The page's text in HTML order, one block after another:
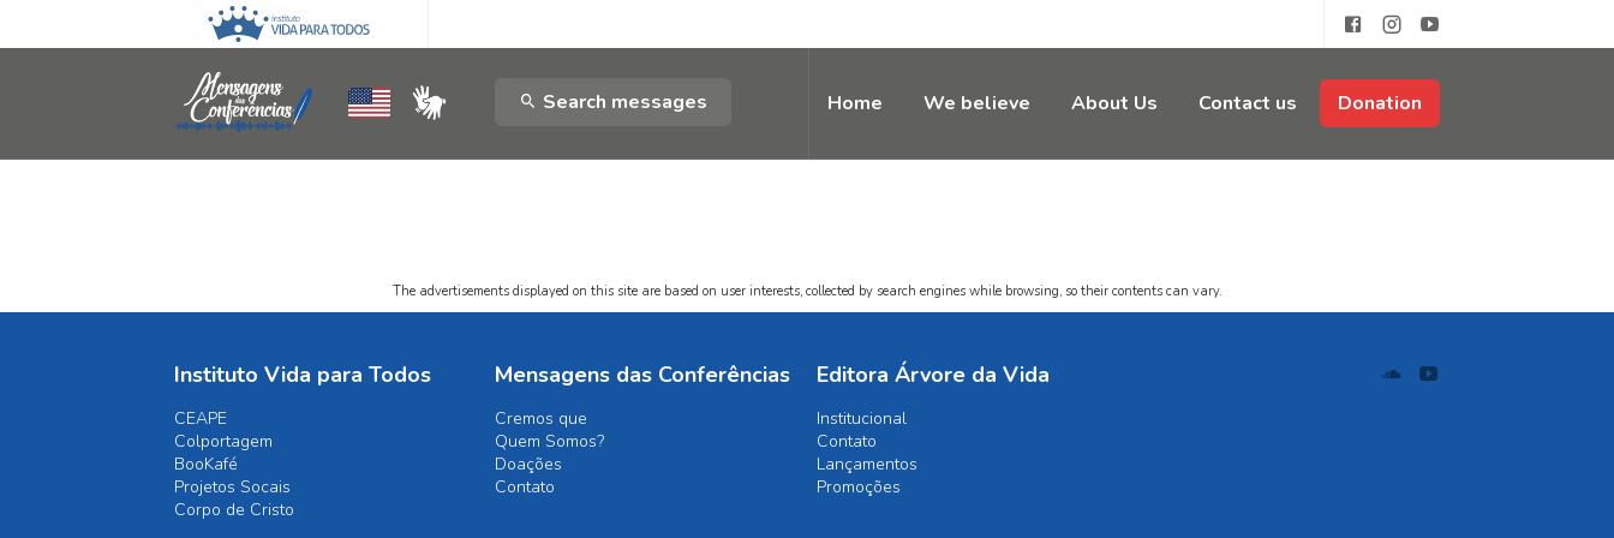
Search messages Home We believe About Us Contact us Donation
The advertisements displayed on this site are based on user interests, collected by search engines while browsing, so their contents can vary.
Instituto Vida para Todos
CEAPE
Colportagem
BooKafé
Projetos Socais
Corpo de Cristo
Mensagens das Conferências
Cremos que
Quem Somos?
Doações
Contato
Editora Árvore da Vida
Institucional
Contato
Lançamentos
Promoções